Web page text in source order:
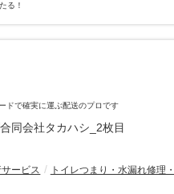
る！
ドで確実に運ぶ配送のプロです
ービス
トイレつまり・水漏れ修理